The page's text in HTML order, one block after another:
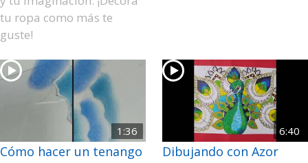
tu ropa como más te
guste!
1:36
Cómo hacer un tenango
6:40
Dibujando con Azor